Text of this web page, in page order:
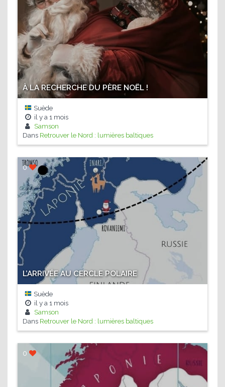
À LA RECHERCHE DU PÈRE NOËL !
Suède
il y a 1 mois
Samson
Dans Retrouver le Nord : lumières baltiques
0
L’ARRIVÉE AU CERCLE POLAIRE
Suède
il y a 1 mois
Samson
Dans Retrouver le Nord : lumières baltiques
0